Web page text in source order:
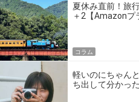
夏休み直前！旅
＋2【Amazonプ
コラム
軽いのにちゃん
ち出して分かっ